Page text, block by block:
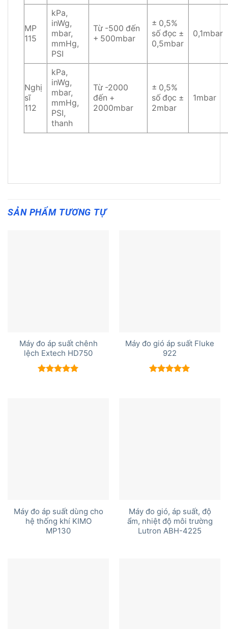
MP
115
kPa,
inWg,
mbar,
mmHg,
PSI
Từ -500 đến
+ 500mbar
± 0,5%
số đọc ±
0,5mbar
0,1mbar
Nghị
sĩ
112
kPa,
inWg,
mbar,
mmHg,
PSI,
thanh
Từ -2000
đến +
2000mbar
± 0,5%
số đọc ±
2mbar
1mbar
SẢN PHẨM TƯƠNG TỰ
Máy đo áp suất chênh
lệch Extech HD750
Máy đo gió áp suất Fluke
922
Máy đo áp suất dùng cho
hệ thống khí KIMO
MP130
Máy đo gió, áp suất, độ
ẩm, nhiệt độ môi trường
Lutron ABH-4225